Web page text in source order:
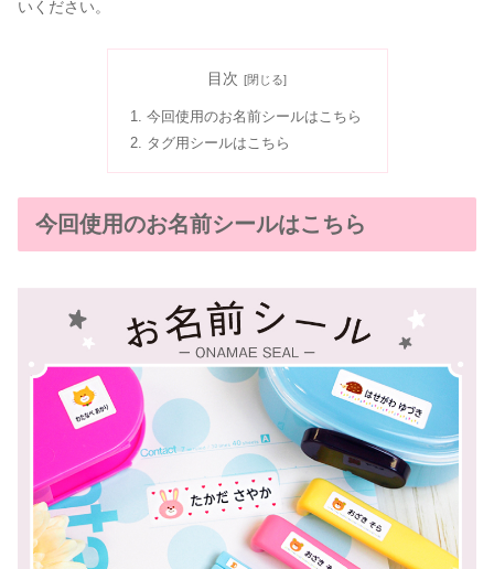
いください。
目次
今回使用のお名前シールはこちら
タグ用シールはこちら
今回使用のお名前シールはこちら